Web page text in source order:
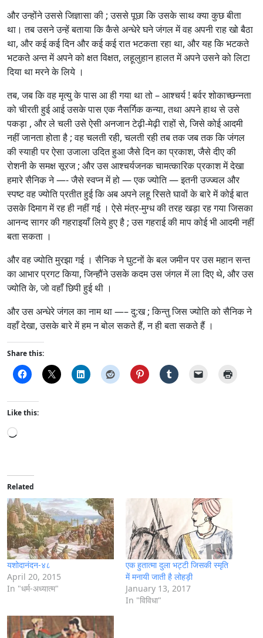
और उन्होंने उससे जिज्ञासा की ; उससे पूछा कि उसके साथ क्या कुछ बीता
था। तब उसने उन्हें बताया कि कैसे अन्धेरे घने जंगल में वह अपनी राह खो बैठा
था, और कई कई दिन और कई कई रात भटकता रहा था, और यह कि भटकते
भटकते अन्त में अपने को क्षत विक्षत, लहूलुहान हालत में अपने उसने को लिटा
दिया था मरने के लिये ।
तब, जब कि वह मृत्यु के पास आ ही गया था तो – आश्चर्य ! बर्वर शोकाच्छन्नता
को चीरती हुई आई उसके पास एक नैसर्गिक कन्या, तथा अपने हाथ से उसे
पकड़ा , और ले चली उसे ऐसी अनजान टेढ़ी-मेढ़ी राहों से, जिसे कोई आदमी
नहीं जानता होता है ; वह चलती रही, चलती रही तब तक जब तक कि जंगल
की स्याही पर ऐसा उजाला उदित हुआ जैसे दिन का प्रकाश, जैसे दीए की
रोशनी के समक्ष सूरज ; और उस आश्चर्यजनक चामत्कारिक प्रकाश में देखा
हमारे सैनिक ने —- जैसे स्वप्न में हो — एक ज्योति — इतनी उज्ज्वल और
स्पष्ट वह ज्योति प्रतीत हुई कि अब अपने लहू रिसते घावों के बारे में कोई बात
उसके दिमाग में रह ही नहीं गई । ऐसे मंत्र-मुग्ध की तरह खड़ा रह गया जिसका
आनन्द सागर की गहराइयाँ लिये हुए है ; उस गहराई की माप कोई भी आदमी नहीं
बता सकता ।
और वह ज्योति मुरझा गई । सैनिक ने घुटनों के बल जमीन पर उस महान सन्त
का आभार प्रगट किया, जिन्हौंने उसके कदम उस जंगल में ला दिए थे, और उस
ज्योति के, जो वहाँ छिपी हुई थी ।
और उस अन्धेरे जंगल का नाम था —– दु:ख ; किन्तु जिस ज्योति को सैनिक ने
वहाँ देखा, उसके बारे में हम न बोल सकते हैं, न ही बता सकते हैं ।
Share this:
Like this:
L
d
i
n
g
…
Related
यशोदानंदन-४८
April 20, 2015
In "धर्म-अध्यात्म"
एक हुतात्मा दुला भट्टी जिसकी स्मृति
में मनायी जाती है लोहड़ी
January 13, 2017
In "विविधा"